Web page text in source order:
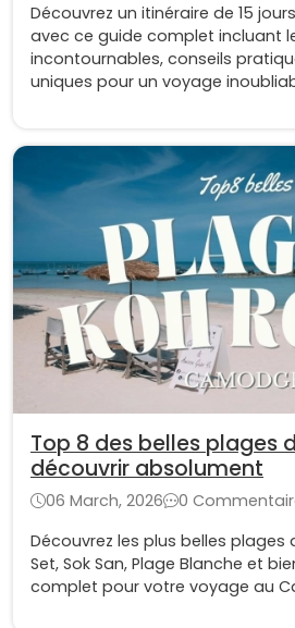
Découvrez un itinéraire de 15
avec ce guide complet incluant
incontournables, conseils
uniques pour un voyage
Top 8 des belles plages
découvrir absolument
06 March, 2026
0
Découvrez les plus belles plages
Set, Sok San, Plage Blanche et
complet pour votre voyage au